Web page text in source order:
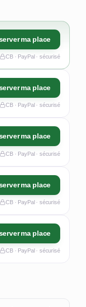
ma place
CB · PayPal · sécurisé
ma place
CB · PayPal · sécurisé
ma place
CB · PayPal · sécurisé
ma place
CB · PayPal · sécurisé
ma place
CB · PayPal · sécurisé